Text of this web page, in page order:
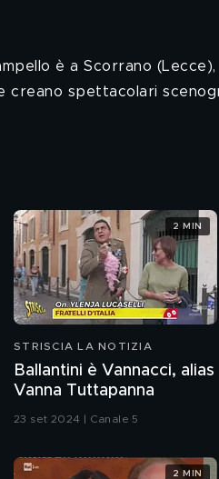
è a Scorrano
creano spettacolari
STRISCIA LA NOTIZIA
Ballantini è Vannacci, alias
Vanna Tuttapanna
23 set 2024 | Canale 5
2 MIN
2 MIN